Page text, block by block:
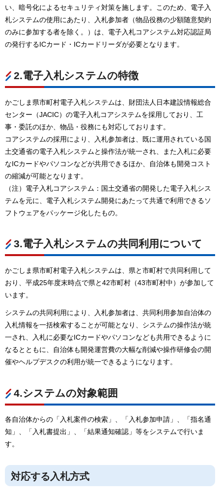
い、暗号化によるセキュリティ対策を施します。このため、電子入
札システムの使用にあたり、入札参加者（物品役務の少額随意契約
のみに参加する者を除く。）は、電子入札コアシステム対応認証局
の発行するICカード・ICカードリーダが必要となります。
2.電子入札システムの特徴
かごしま県市町村電子入札システムは、財団法人日本建設情報総合
センター（JACIC）の電子入札コアシステムを採用しており、工
事・委託のほか、物品・役務にも対応しております。
コアシステムの採用により、入札参加者は、既に運用されている国
土交通省の電子入札システムと操作法が統一され、また入札に必要
なICカードやパソコンなどが共用できるほか、自治体も開発コスト
の縮減が可能となります。
（注）電子入札コアシステム：国土交通省の開発した電子入札シス
テムを元に、電子入札システム開発にあたって共通で利用できるソ
フトウェアをパッケージ化したもの。
3.電子入札システムの共同利用について
かごしま県市町村電子入札システムは、県と市町村で共同利用して
おり、平成25年度末時点で県と42市町村（43市町村中）が参加して
います。
システムの共同利用により、入札参加者は、共同利用参加自治体の
入札情報を一括検索することが可能となり、システムの操作法が統
一され、入札に必要なICカードやパソコンなども共用できるように
なるとともに、自治体も開発運営費の大幅な削減や操作研修会の開
催やヘルプデスクの利用が統一できるようになります。
4.システムの対象範囲
各自治体からの「入札案件の検索」、「入札参加申請」、「指名通
知」、「入札書提出」、「結果通知確認」等をシステムで行いま
す。
対応する入札方式